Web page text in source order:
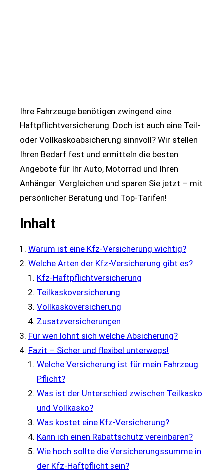
Ihre Fahrzeuge benötigen zwingend eine
Haftpflichtversicherung. Doch ist auch eine Teil-
oder Vollkaskoabsicherung sinnvoll? Wir stellen
Ihren Bedarf fest und ermitteln die besten
Angebote für Ihr Auto, Motorrad und Ihren
Anhänger. Vergleichen und sparen Sie jetzt – mit
persönlicher Beratung und Top-Tarifen!
Inhalt
Warum ist eine Kfz-Versicherung wichtig?
Welche Arten der Kfz-Versicherung gibt es?
Kfz-Haftpflichtversicherung
Teilkaskoversicherung
Vollkaskoversicherung
Zusatzversicherungen
Für wen lohnt sich welche Absicherung?
Fazit – Sicher und flexibel unterwegs!
Welche Versicherung ist für mein Fahrzeug
Pflicht?
Was ist der Unterschied zwischen Teilkasko
und Vollkasko?
Was kostet eine Kfz-Versicherung?
Kann ich einen Rabattschutz vereinbaren?
Wie hoch sollte die Versicherungssumme in
der Kfz-Haftpflicht sein?